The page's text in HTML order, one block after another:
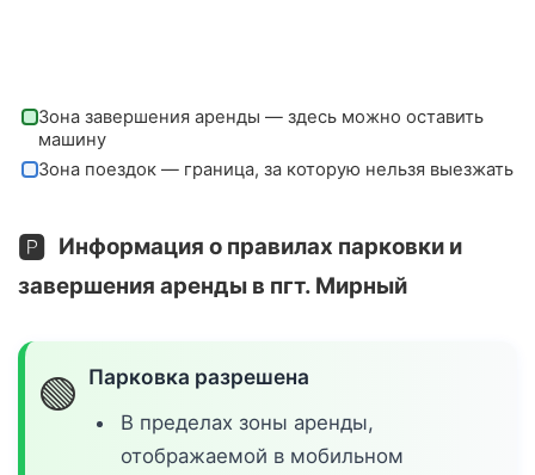
Зона завершения аренды — здесь можно оставить
машину
Зона поездок — граница, за которую нельзя выезжать
🅿️ Информация о правилах парковки и
завершения аренды в пгт. Мирный
🟢 Парковка разрешена
В пределах зоны аренды,
отображаемой в мобильном